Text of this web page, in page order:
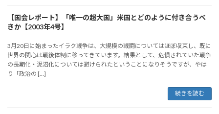
【国会レポート】「唯一の超大国」米国とどのように付き合うべ
きか【2003年4号】
3月20日に始まったイラク戦争は、大規模の戦闘についてはほぼ収束し、既に
世界の関心は戦後体制に移ってきています。結果として、危惧されていた戦争
の長期化・泥沼化については避けられたということになりそうですが、やは
り「政治の […]
続きを読む